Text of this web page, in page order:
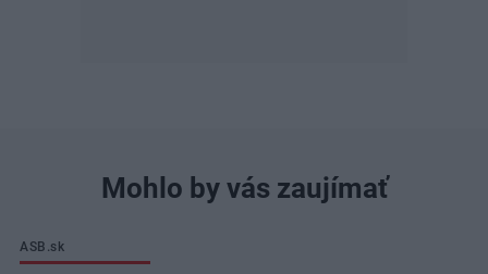
Mohlo by vás zaujímať
ASB.sk